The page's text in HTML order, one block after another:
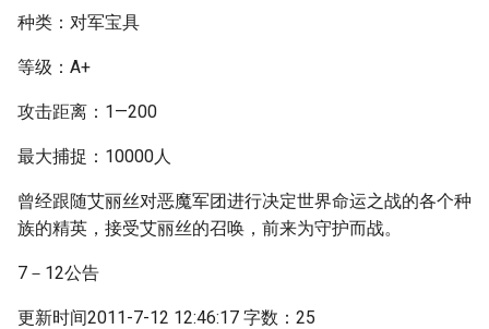
种类：对军宝具
等级：A+
攻击距离：1—200
最大捕捉：10000人
曾经跟随艾丽丝对恶魔军团进行决定世界命运之战的各个种
族的精英，接受艾丽丝的召唤，前来为守护而战。
7－12公告
更新时间2011-7-12 12:46:17 字数：25